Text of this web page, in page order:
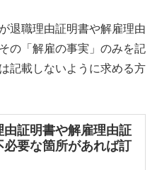
退職理由証明書や解雇理由
の「解雇の事実」のみを記
記載しないように求める方
由証明書や解雇理由証
要な箇所があれば訂